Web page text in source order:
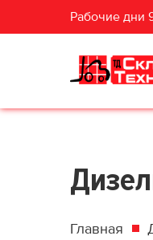
Рабочие дни
Главная